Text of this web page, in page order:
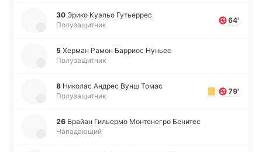
30 Эрико Куэльо Гу­тье­ррес
Полузащитник
64'
5 Херман Рамон Ба­рриос Нуньес
Полузащитник
8 Ни­ко­лас Андрес Вунш Томас
Полузащитник
79'
26 Брайан Ги­лье­рмо Мо­нте­не­гро Бе­ни­тес
Нападающий